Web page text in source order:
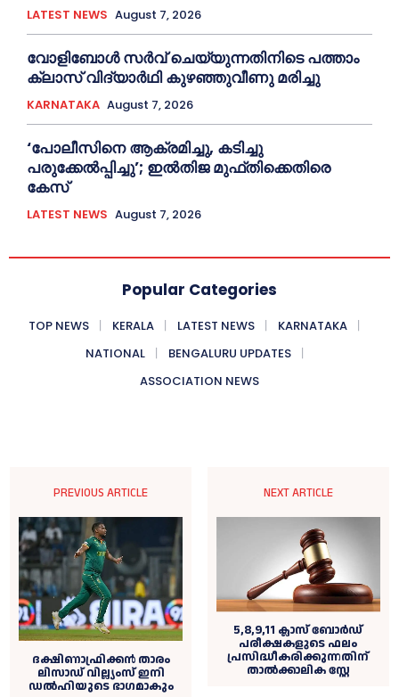
LATEST NEWS August 7, 2026
വോളിബോൾ സർവ് ചെയ്യുന്നതിനിടെ പത്താം
ക്ലാസ് വിദ്യാർഥി കുഴഞ്ഞുവീണു മരിച്ചു
KARNATAKA August 7, 2026
‘പോലീസിനെ ആക്രമിച്ചു, കടിച്ചു
പരുക്കേല്‍പ്പിച്ചു’; ഇല്‍തിജ മുഫ്തിക്കെതിരെ
കേസ്
LATEST NEWS August 7, 2026
Popular Categories
TOP NEWS KERALA LATEST NEWS
KARNATAKA
NATIONAL
BENGALURU UPDATES
ASSOCIATION NEWS
PREVIOUS ARTICLE
ദക്ഷിണാഫ്രിക്കന്‍ താരം
ലിസാഡ് വില്ല്യംസ് ഇനി
ഡല്‍ഹിയുടെ ഭാഗമാകും
NEXT ARTICLE
5,8,9,11 ക്ലാസ് ബോർഡ്‌
പരീക്ഷകളുടെ ഫലം
പ്രസിദ്ധീകരിക്കുന്നതിന്
താൽക്കാലിക സ്റ്റേ